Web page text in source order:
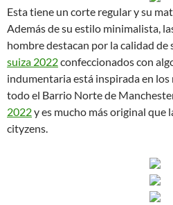
Esta tiene un corte regular y su
Además de su estilo minimalista,
hombre destacan por la calidad de
suiza 2022confeccionados con
indumentaria está inspirada en los
todo el Barrio Norte de
2022y es mucho más original que
cityzens.